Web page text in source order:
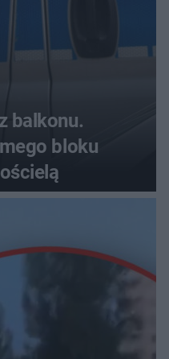
balkonu.
bloku